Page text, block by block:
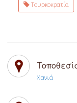
Τουρκοκρατία
Χανιά